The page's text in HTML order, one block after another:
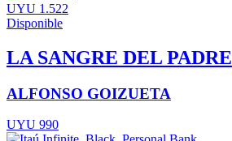
UYU 1.522
Disponible
LA SANGRE DEL PADRE
ALFONSO GOIZUETA
UYU 990